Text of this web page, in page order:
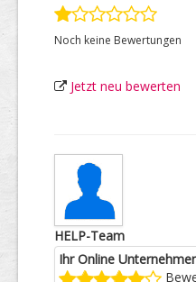
Noch keine Bewertungen
Jetzt neu bewerten
HELP-Team
Ihr Online